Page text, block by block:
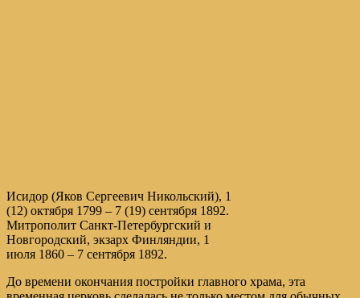
Исидор (Яков Сергеевич Никольский), 1
(12) октября 1799 – 7 (19) сентября 1892.
Митрополит Санкт-Петербургский и
Новгородский, экзарх Финляндии, 1
июля 1860 – 7 сентября 1892.
До времени окончания постройки главного храма, эта